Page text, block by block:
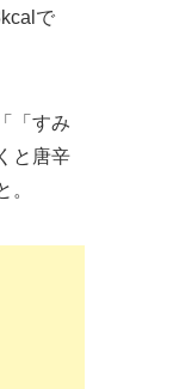
で
「すみ
と唐辛
。